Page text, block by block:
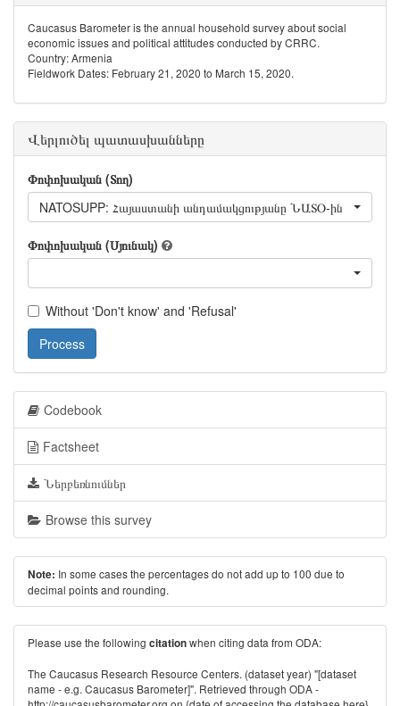
Caucasus Barometer is the annual household survey about social
economic issues and political attitudes conducted by CRRC.
Country: Armenia
Fieldwork Dates: February 21, 2020 to March 15, 2020.
Վերլուծել պատասխանները
Փոփոխական (Տող)
NATOSUPP: Հայաստանի անդամակցությանը ՆԱՏՕ-ին
Փոփոխական (Սյունակ)
Without 'Don't know' and 'Refusal'
Process
Codebook
Factsheet
Ներբեռնումներ
Browse this survey
Note: In some cases the percentages do not add up to 100 due to
decimal points and rounding.
Please use the following citationwhen citing data from ODA:
The Caucasus Research Resource Centers. (dataset year) "[dataset
name - e.g. Caucasus Barometer]". Retrieved through ODA -